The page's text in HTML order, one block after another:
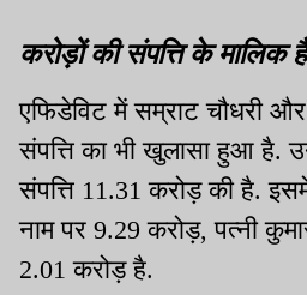
करोड़ों की संपत्ति के मालिक
एफिडेविट में सम्राट चौधरी
संपत्ति का भी खुलासा हुआ है.
संपत्ति 11.31 करोड़ की है.
नाम पर 9.29 करोड़, पत्नी
2.01 करोड़ है.